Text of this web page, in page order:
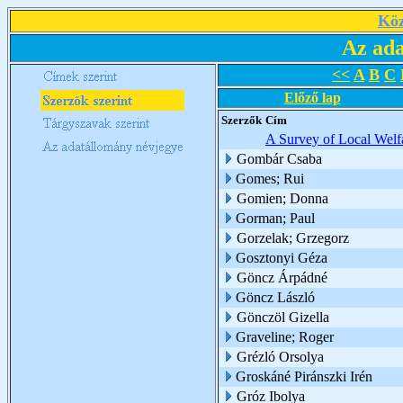
Az
<< A B C
Előző lap
Szerzők Cím
A Survey of Local
Gombár Csaba
Gomes; Rui
Gomien; Donna
Gorman; Paul
Gorzelak; Grzegorz
Gosztonyi Géza
Göncz Árpádné
Göncz László
Gönczöl Gizella
Graveline; Roger
Grézló Orsolya
Groskáné Piránszki Irén
Gróz Ibolya